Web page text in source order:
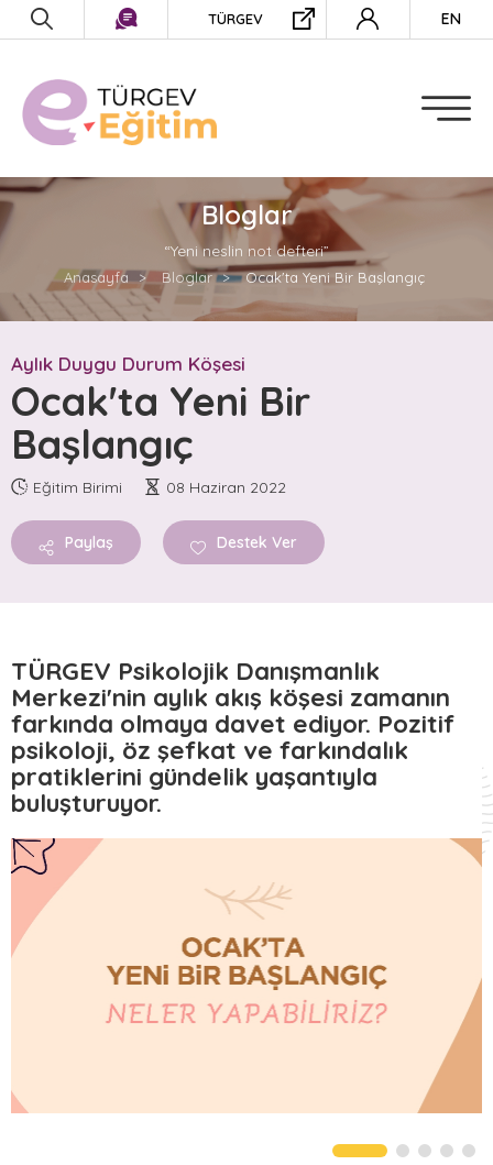
Öğrenci ve Mezun İlişkileri
Müdürlüğü
Müdürlüğü
Güzel İşler Fabrikası Birim
Pusula Yetenek Yönetim
Koordinatörlüğü
EĞİTİMLER
ETKİNLİKLER
PROJELER
GÜZEL İŞLER FABRİKASI
GİF Vezneciler
GİF Konya
AKTÜEL
Haberler
Yayınlar
Bloglar
Podcastler
GALERİLER
Fotoğraf Galerisi
İLETİŞİM
TÜRGEV EN
Bloglar
“Yeni neslin not defteri”
Anasayfa Bloglar Ocak'ta Yeni Bir Başlangıç
Aylık Duygu Durum Köşesi
Ocak'ta Yeni Bir
Başlangıç
Eğitim Birimi 08 Haziran 2022
Paylaş Destek Ver
TÜRGEV Psikolojik Danışmanlık
Merkezi'nin aylık akış köşesi zamanın
farkında olmaya davet ediyor. Pozitif
psikoloji, öz şefkat ve farkındalık
pratiklerini gündelik yaşantıyla
buluşturuyor.